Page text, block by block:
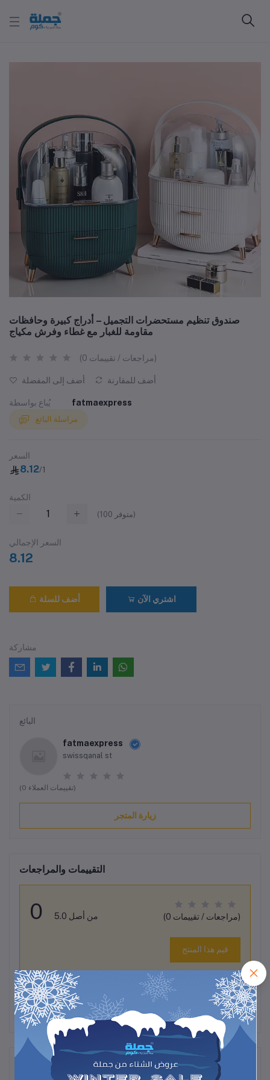
صندوق تنظيم مستحضرات التجميل – أدراج كبيرة وحافظات
مقاومة للغبار مع غطاء وفرش مكياج
(0 مراجعات / تقييمات)
أضف إلى المفضلة أضف للمقارنة
يُباع بواسطة fatmaexpress
مراسلة البائع
السعر
8.12/1
الكمية
(100 متوفر)
السعر الإجمالي
8.12
أضف للسلة اشتري الآن
مشاركة
البائع
fatmaexpress
swissqanal st
(0 تقييمات العملاء)
زيارة المتجر
التقييمات والمراجعات
0 من أصل 5.0 (0 مراجعات / تقييمات)
قيم هذا المنتج
لم تكن هناك تقييمات لهذا المنتج حتى الآن.